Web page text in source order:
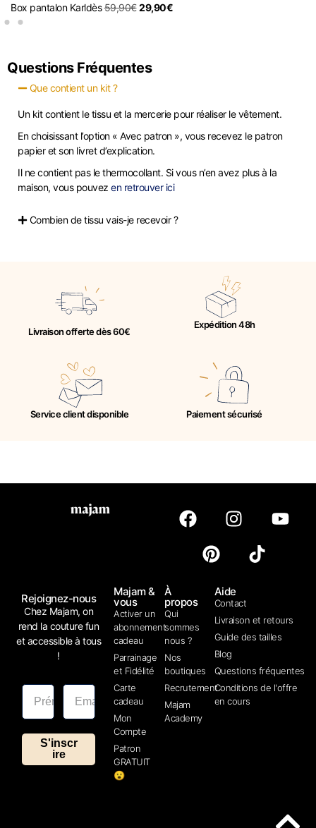
Box pantalon Karldès59,90€ 29,90€
Questions Fréquentes
Que contient un kit ?
Un kit contient le tissu et la mercerie pour réaliser le vêtement.
En choisissant l’option « Avec patron », vous recevez le patron
papier et son livret d’explication.
Il ne contient pas le thermocollant. Si vous n’en avez plus à la
maison, vous pouvez en retrouver ici
Combien de tissu vais-je recevoir ?
Livraison offerte dès 60€
Expédition 48h
Service client disponible Paiement sécurisé
Aide
Contact
Livraison et retours
Guide des tailles
Blog
Questions fréquentes
Conditions de l'offre
en cours
À
propos
Qui
sommes
nous ?
Nos
boutiques
Recrutement
Majam
Academy
Majam &
vous
Activer un
abonnement
cadeau
Parrainage
et Fidélité
Carte
cadeau
Mon
Compte
Patron
GRATUIT
😮
Rejoignez-nous
Chez Majam, on
rend la couture fun
et accessible à tous
!
S'inscr
ire